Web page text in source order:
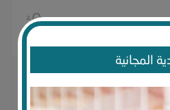
المجانية
2
منذ 6 سنوات
بترك رقم هاتفك للتواصل معك